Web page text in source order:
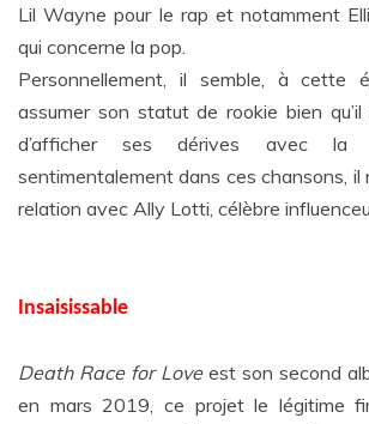
Lil Wayne pour le rap et notamment
qui concerne la pop.
Personnellement, il semble, à cette
assumer son statut de rookie bien
d’afficher ses dérives avec la
sentimentalement dans ces chansons, il
relation avec Ally Lotti, célèbre
Insaisissable
Death Race for Loveest son second
en mars 2019, ce projet le légitime